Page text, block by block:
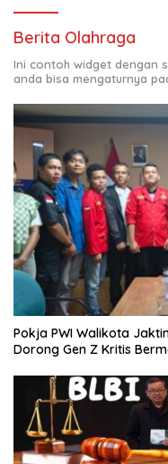
Berita Olahraga
Ini contoh widget dengan
anda bisa mengaturnya
Pokja PWI Walikota
Dorong Gen Z Kritis